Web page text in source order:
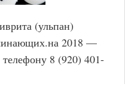
(ульпан)
2018 —
8 (920) 401-